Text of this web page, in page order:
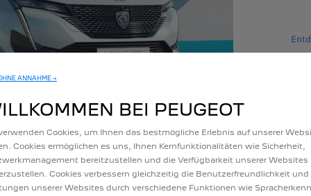
zu fahren.
Sie unsere Hybridmodelle
ANNAHME →
BEI PEUGEOT
Cookies, um Ihnen das bestmögliche Erlebnis auf unserer
Cookies ermöglichen es uns, Ihnen Kernfunktionalitäten wie Sicherheit,
bereitzustellen und die Verfügbarkeit unserer Websites
Cookies verbessern gleichzeitig die Benutzerfreundlichkeit und
unserer Websites durch verschiedene Funktionen wie